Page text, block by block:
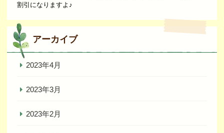
割引になりますよ♪
アーカイブ
2023年4月
2023年3月
2023年2月